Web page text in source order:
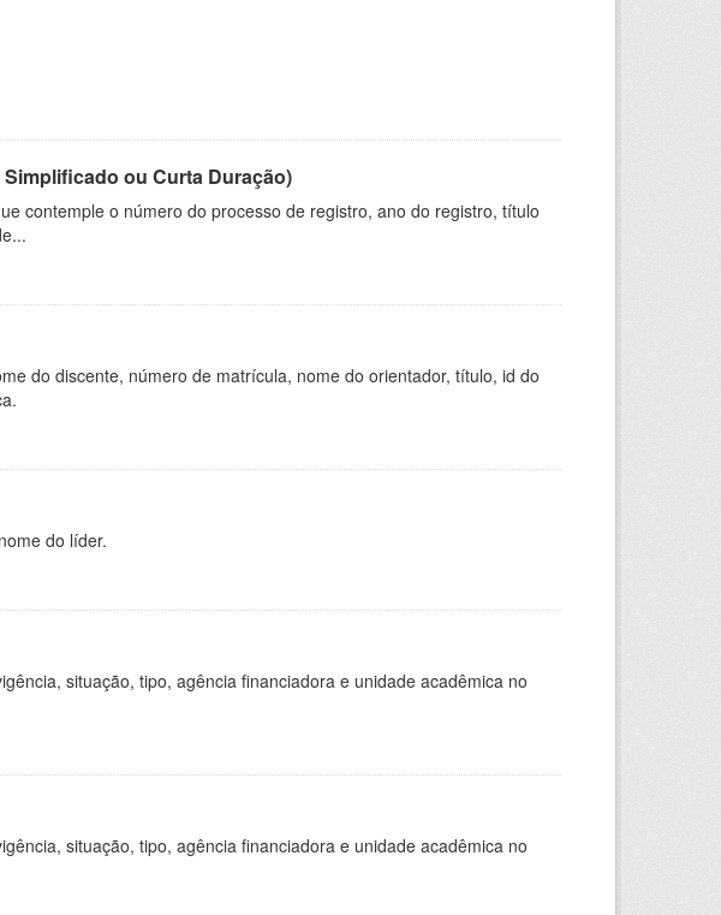
ou Curta Duração)
contemple o número do processo de registro, ano do registro, título
do discente, número de matrícula, nome do orientador, título, id do
do líder.
situação, tipo, agência financiadora e unidade acadêmica no
situação, tipo, agência financiadora e unidade acadêmica no